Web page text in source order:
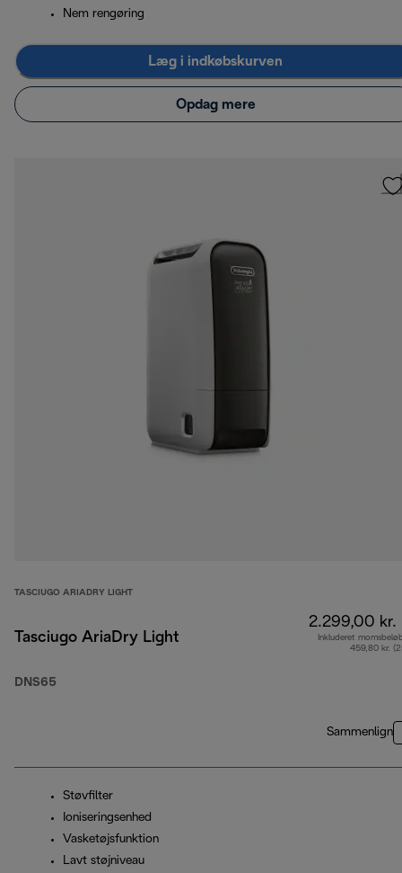
Nem rengøring
Læg i indkøbskurven
Opdag mere
TASCIUGO ARIADRY LIGHT
Tasciugo AriaDry Light
DNS65
2.299,00 kr.
Inkluderet
459,80 kr.
Sammenlign
Støvfilter
Ioniseringsenhed
Vasketøjsfunktion
Lavt støjniveau